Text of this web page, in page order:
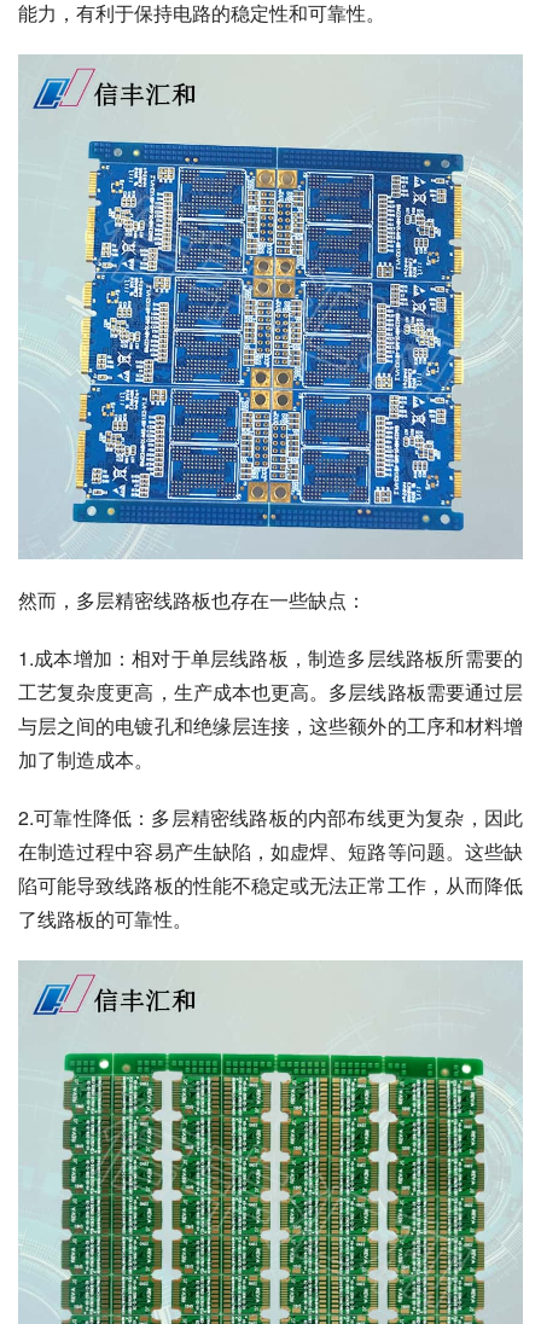
能力，有利于保持电路的稳定性和可靠性。
然而，多层精密线路板也存在一些缺点：
1.成本增加：相对于单层线路板，制造多层线路板所需要的
工艺复杂度更高，生产成本也更高。多层线路板需要通过层
与层之间的电镀孔和绝缘层连接，这些额外的工序和材料增
加了制造成本。
2.可靠性降低：多层精密线路板的内部布线更为复杂，因此
在制造过程中容易产生缺陷，如虚焊、短路等问题。这些缺
陷可能导致线路板的性能不稳定或无法正常工作，从而降低
了线路板的可靠性。